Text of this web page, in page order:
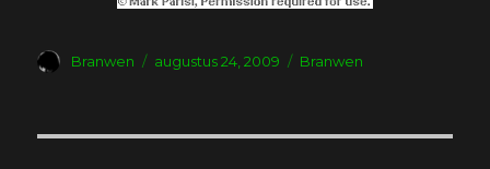
Auteur
Branwen
Geplaatst
augustus 24, 2009 Tags
Branwen